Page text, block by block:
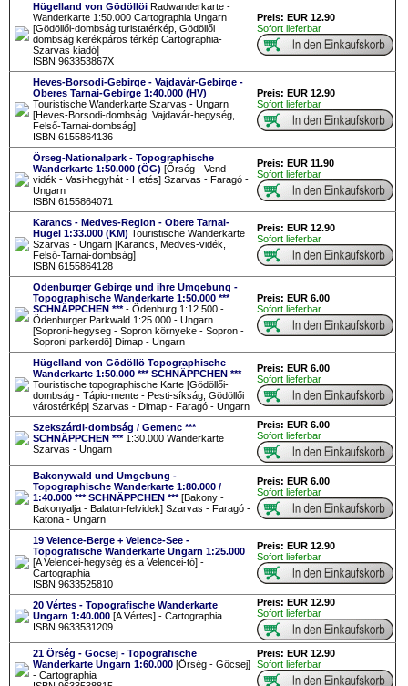
Hügelland von Gödöllöi Radwanderkarte -
Wanderkarte 1:50.000 Cartographia Ungarn
[Gödöllői-dombság turistatérkép, Gödöllői
dombság kerékpáros térkép Cartographia-
Szarvas kiadó]
ISBN 963353867X
Preis: EUR 12.90
Sofort lieferbar
Heves-Borsodi-Gebirge - Vajdavár-Gebirge -
Oberes Tarnai-Gebirge 1:40.000 (HV)
Touristische Wanderkarte Szarvas - Ungarn
[Heves-Borsodi-dombság, Vajdavár-hegység,
Felső-Tarnai-dombság]
ISBN 6155864136
Preis: EUR 12.90
Sofort lieferbar
Örseg-Nationalpark - Topographische
Wanderkarte 1:50.000 (ÖG) [Őrség - Vend-
vidék - Vasi-hegyhát - Hetés] Szarvas - Faragó -
Ungarn
ISBN 6155864071
Preis: EUR 11.90
Sofort lieferbar
Karancs - Medves-Region - Obere Tarnai-
Hügel 1:33.000 (KM) Touristische Wanderkarte
Szarvas - Ungarn [Karancs, Medves-vidék,
Felső-Tarnai-dombság]
ISBN 6155864128
Preis: EUR 12.90
Sofort lieferbar
Ödenburger Gebirge und ihre Umgebung -
Topographische Wanderkarte 1:50.000 ***
SCHNÄPPCHEN ***- Ödenburg 1:12.500 -
Ödenburger Parkwald 1:25.000 - Ungarn
[Soproni-hegyseg - Sopron környeke - Sopron -
Soproni parkerdö] Dimap - Ungarn
Preis: EUR 6.00
Sofort lieferbar
Hügelland von Gödöllö Topographische
Wanderkarte 1:50.000 *** SCHNÄPPCHEN ***
Touristische topographische Karte [Gödöllői-
dombság - Tápio-mente - Pesti-síkság, Gödöllői
várostérkép] Szarvas - Dimap - Faragó - Ungarn
Preis: EUR 6.00
Sofort lieferbar
Szekszárdi-dombság / Gemenc ***
SCHNÄPPCHEN ***1:30.000 Wanderkarte
Szarvas - Ungarn
Preis: EUR 6.00
Sofort lieferbar
Bakonywald und Umgebung -
Topographische Wanderkarte 1:80.000 /
1:40.000 *** SCHNÄPPCHEN ***[Bakony -
Bakonyalja - Balaton-felvidek] Szarvas - Faragó -
Katona - Ungarn
Preis: EUR 6.00
Sofort lieferbar
19 Velence-Berge + Velence-See -
Topografische Wanderkarte Ungarn 1:25.000
[A Velencei-hegység és a Velencei-tó] -
Cartographia
ISBN 9633525810
Preis: EUR 12.90
Sofort lieferbar
20 Vértes - Topografische Wanderkarte
Ungarn 1:40.000 [A Vértes] - Cartographia
ISBN 9633531209
Preis: EUR 12.90
Sofort lieferbar
21 Örség - Göcsej - Topografische
Wanderkarte Ungarn 1:60.000 [Örség - Göcsej]
- Cartographia
Preis: EUR 12.90
Sofort lieferbar